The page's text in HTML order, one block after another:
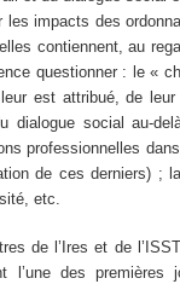
les impacts des
contiennent, au
questionner : le «
est attribué, de
dialogue social au-
professionnelles
de ces derniers) ;
etc.
de l’Ires et de
l’une des